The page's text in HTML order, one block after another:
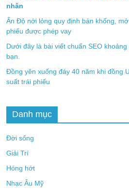
nhân
Ấn Độ nới lỏng quy định bán khống,
phiếu được phép vay
Dưới đây là bài viết chuẩn SEO
bạn.
Đồng yên xuống đáy 40 năm khi đồng
suất trái phiếu
Danh mục
Đời sống
Giải Trí
Hóng hớt
Nhạc Âu Mỹ